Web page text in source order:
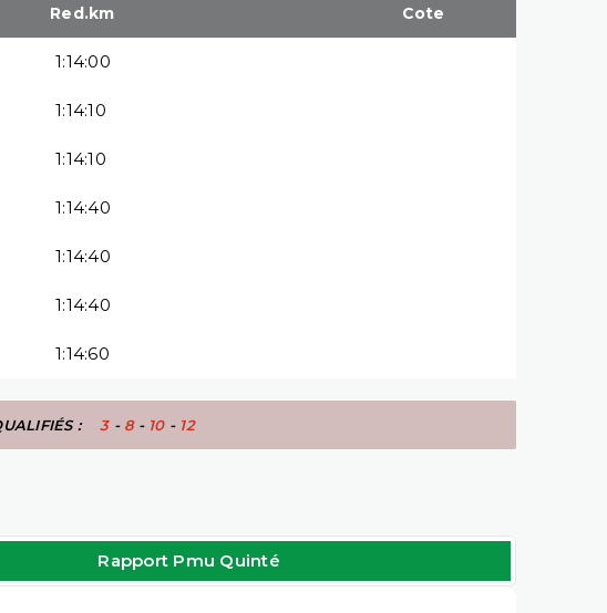
Red.km Cote
1:14:00
1:14:10
1:14:10
1:14:40
1:14:40
1:14:40
1:14:60
:3- 8- 10- 12
Rapport Pmu Quinté